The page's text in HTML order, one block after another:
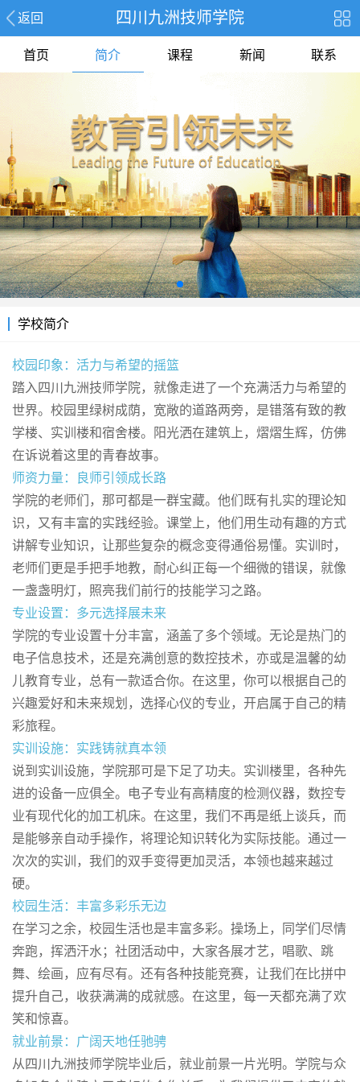
返回 四川九洲技师学院
首页 简介 课程 新闻 联系
学校简介
校园印象：活力与希望的摇篮
踏入四川九洲技师学院，就像走进了一个充满活力与希望的
世界。校园里绿树成荫，宽敞的道路两旁，是错落有致的教
学楼、实训楼和宿舍楼。阳光洒在建筑上，熠熠生辉，仿佛
在诉说着这里的青春故事。
师资力量：良师引领成长路
学院的老师们，那可都是一群宝藏。他们既有扎实的理论知
识，又有丰富的实践经验。课堂上，他们用生动有趣的方式
讲解专业知识，让那些复杂的概念变得通俗易懂。实训时，
老师们更是手把手地教，耐心纠正每一个细微的错误，就像
一盏盏明灯，照亮我们前行的技能学习之路。
专业设置：多元选择展未来
学院的专业设置十分丰富，涵盖了多个领域。无论是热门的
电子信息技术，还是充满创意的数控技术，亦或是温馨的幼
儿教育专业，总有一款适合你。在这里，你可以根据自己的
兴趣爱好和未来规划，选择心仪的专业，开启属于自己的精
彩旅程。
实训设施：实践铸就真本领
说到实训设施，学院那可是下足了功夫。实训楼里，各种先
进的设备一应俱全。电子专业有高精度的检测仪器，数控专
业有现代化的加工机床。在这里，我们不再是纸上谈兵，而
是能够亲自动手操作，将理论知识转化为实际技能。通过一
次次的实训，我们的双手变得更加灵活，本领也越来越过
硬。
校园生活：丰富多彩乐无边
在学习之余，校园生活也是丰富多彩。操场上，同学们尽情
奔跑，挥洒汗水；社团活动中，大家各展才艺，唱歌、跳
舞、绘画，应有尽有。还有各种技能竞赛，让我们在比拼中
提升自己，收获满满的成就感。在这里，每一天都充满了欢
笑和惊喜。
就业前景：广阔天地任驰骋
从四川九洲技师学院毕业后，就业前景一片光明。学院与众